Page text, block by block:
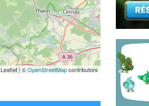
Leaflet | ©OpenStreetMapcontributors